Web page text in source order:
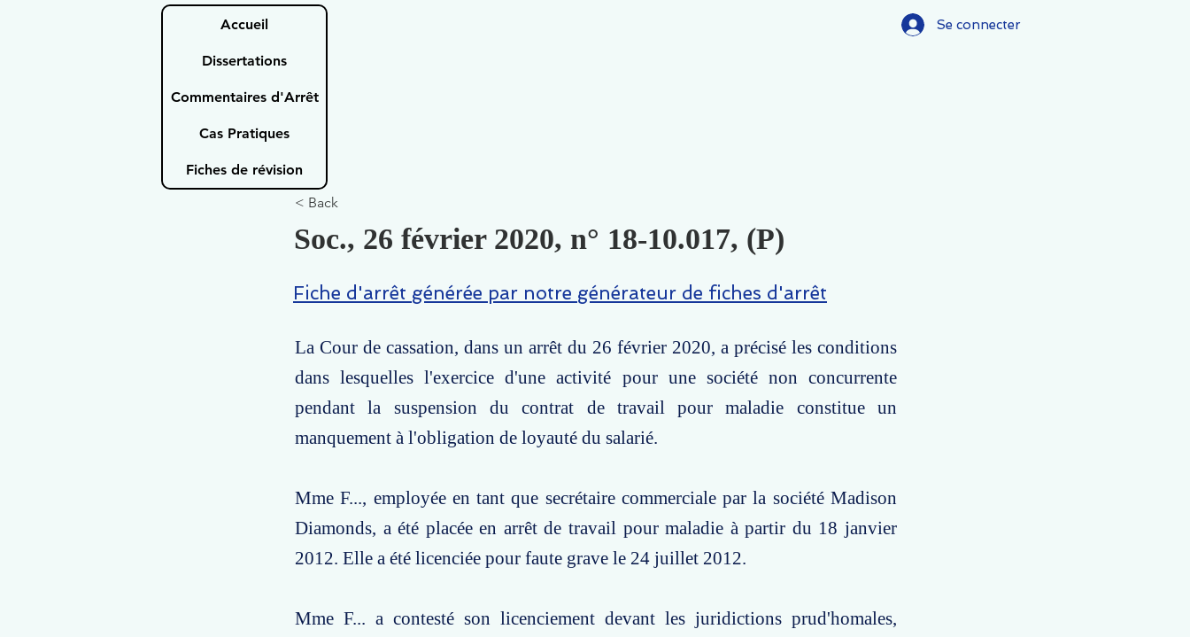
Accueil
Dissertations
Commentaires d'Arrêt
Cas Pratiques
Fiches de révision
Se connecter
< Back
Soc., 26 février 2020, n° 18-10.017, (P)
Fiche d'arrêt générée par notre générateur de fiches d'arrêt
La Cour de cassation, dans un arrêt du 26 février 2020, a précisé les conditions
dans lesquelles l'exercice d'une activité pour une société non concurrente
pendant la suspension du contrat de travail pour maladie constitue un
manquement à l'obligation de loyauté du salarié.
Mme F..., employée en tant que secrétaire commerciale par la société Madison
Diamonds, a été placée en arrêt de travail pour maladie à partir du 18 janvier
2012. Elle a été licenciée pour faute grave le 24 juillet 2012.
Mme F... a contesté son licenciement devant les juridictions prud'homales,